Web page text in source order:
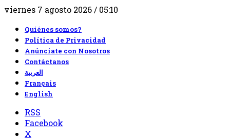
viernes 7 agosto 2026 / 05:10
Quiénes somos?
Política de Privacidad
Anúnciate con Nosotros
Contáctanos
العربية
Français
English
RSS
Facebook
X